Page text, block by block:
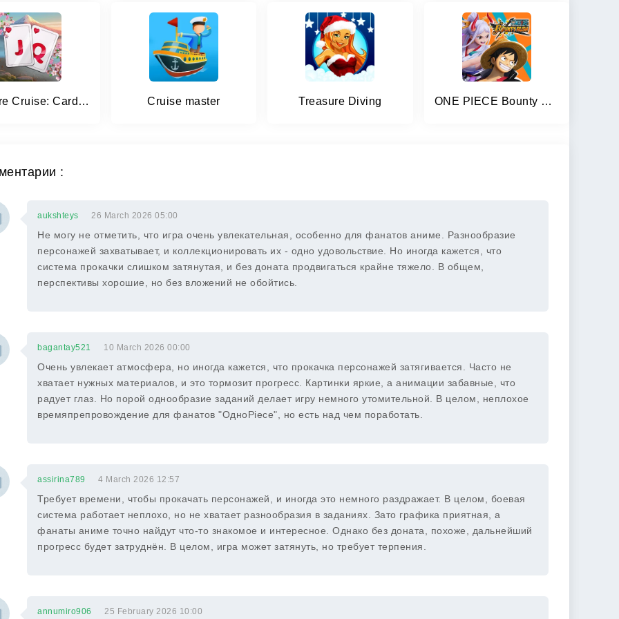
Solitaire Cruise: Card Games Cruise master Treasure Diving ONE PIECE Bounty Rush
:
aukshteys 26 March 2026 05:00
Не могу не отметить, что игра очень увлекательная, особенно для фанатов аниме. Разнообразие
персонажей захватывает, и коллекционировать их - одно удовольствие. Но иногда кажется, что
система прокачки слишком затянутая, и без доната продвигаться крайне тяжело. В общем,
перспективы хорошие, но без вложений не обойтись.
bagantay521 10 March 2026 00:00
Очень увлекает атмосфера, но иногда кажется, что прокачка персонажей затягивается. Часто не
хватает нужных материалов, и это тормозит прогресс. Картинки яркие, а анимации забавные, что
радует глаз. Но порой однообразие заданий делает игру немного утомительной. В целом, неплохое
времяпрепровождение для фанатов "ОдноPiece", но есть над чем поработать.
assirina789 4 March 2026 12:57
Требует времени, чтобы прокачать персонажей, и иногда это немного раздражает. В целом, боевая
система работает неплохо, но не хватает разнообразия в заданиях. Зато графика приятная, а
фанаты аниме точно найдут что-то знакомое и интересное. Однако без доната, похоже, дальнейший
прогресс будет затруднён. В целом, игра может затянуть, но требует терпения.
annumiro906 25 February 2026 10:00